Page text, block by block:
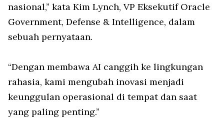
nasional,” kata Kim Lynch, VP Eksekutif Oracle
Government, Defense & Intelligence, dalam
sebuah pernyataan.
“Dengan membawa AI canggih ke lingkungan
rahasia, kami mengubah inovasi menjadi
keunggulan operasional di tempat dan saat
yang paling penting.”